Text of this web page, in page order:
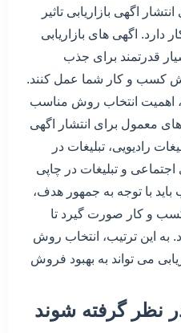
اگهی بازاریابی تاثیر
اگهی های بازاریابی
قدرتمند برای جذب
کسب و کار شما عمل کنند.
اهمیت انتخاب روش مناسب
معمول برای انتشار اگهی
رادیویی، تبلیغات در
اجتماعی و تبلیغات در چاپی
با توجه به جمهور هدف،
و کار صورت گیرد تا
به این ترتیب، انتخاب روش
می تواند به بهبود فروش
نظر گرفته شوند